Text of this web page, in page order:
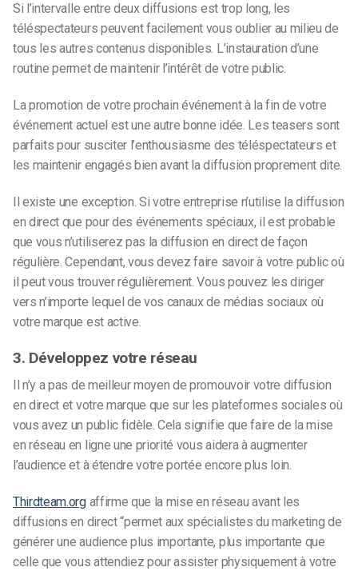
Si l’intervalle entre deux diffusions est trop long, les
téléspectateurs peuvent facilement vous oublier au milieu de
tous les autres contenus disponibles. L’instauration d’une
routine permet de maintenir l’intérêt de votre public.
La promotion de votre prochain événement à la fin de votre
événement actuel est une autre bonne idée. Les teasers sont
parfaits pour susciter l’enthousiasme des téléspectateurs et
les maintenir engagés bien avant la diffusion proprement dite.
Il existe une exception. Si votre entreprise n’utilise la diffusion
en direct que pour des événements spéciaux, il est probable
que vous n’utiliserez pas la diffusion en direct de façon
régulière. Cependant, vous devez faire savoir à votre public où
il peut vous trouver régulièrement. Vous pouvez les diriger
vers n’importe lequel de vos canaux de médias sociaux où
votre marque est active.
3. Développez votre réseau
Il n’y a pas de meilleur moyen de promouvoir votre diffusion
en direct et votre marque que sur les plateformes sociales où
vous avez un public fidèle. Cela signifie que faire de la mise
en réseau en ligne une priorité vous aidera à augmenter
l’audience et à étendre votre portée encore plus loin.
Thirdteam.orgaffirme que la mise en réseau avant les
diffusions en direct “permet aux spécialistes du marketing de
générer une audience plus importante, plus importante que
celle que vous attendiez pour assister physiquement à votre